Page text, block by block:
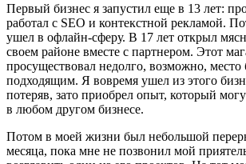
Первый бизнес я запустил еще в 13 лет:
работал с SEO и контекстной рекламой.
ушел в офлайн-сферу. В 17 лет открыл
своем районе вместе с партнером. Этот
просуществовал недолго, возможно,
подходящим. Я вовремя ушел из этого
потеряв, зато приобрел опыт, который
в любом другом бизнесе.
Потом в моей жизни был небольшой
месяца, пока мне не позвонил мой